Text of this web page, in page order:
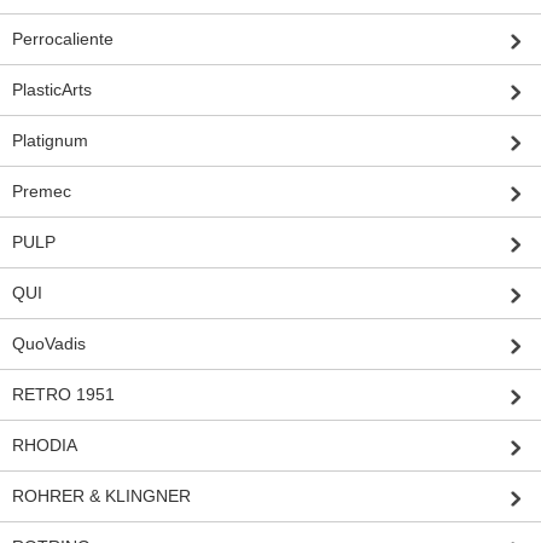
Perrocaliente
PlasticArts
Platignum
Premec
PULP
QUI
QuoVadis
RETRO 1951
RHODIA
ROHRER & KLINGNER